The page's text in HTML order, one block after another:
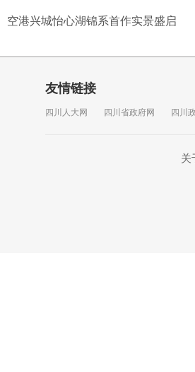
空港兴城怡心湖锦系首作实景盛启
友情链接
四川人大网 四川省政府网 四川
关